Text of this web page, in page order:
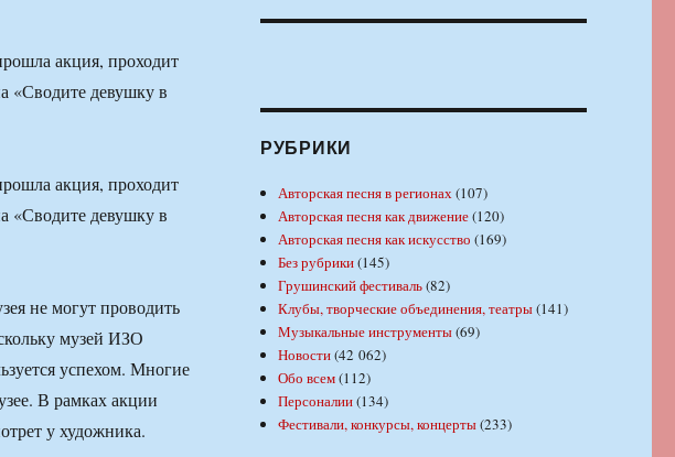
акция, проходит
«Сводите девушку в
акция, проходит
«Сводите девушку в
не могут проводить
музей ИЗО
успехом. Многие
В рамках акции
у художника.
РУБРИКИ
Авторская песня в регионах(107)
Авторская песня как движение(120)
Авторская песня как искусство (169)
Без рубрики(145)
Грушинский фестиваль(82)
Клубы, творческие объединения, театры(141)
Музыкальные инструменты(69)
Новости(42 062)
Обо всем(112)
Персоналии(134)
Фестивали, конкурсы, концерты(233)